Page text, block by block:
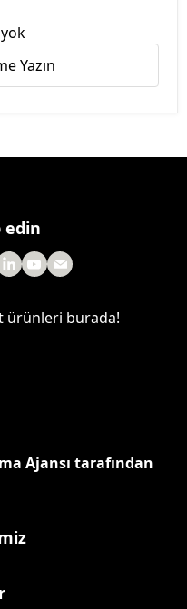
Yazın
edin
ürünleri burada!
Ajansı tarafından